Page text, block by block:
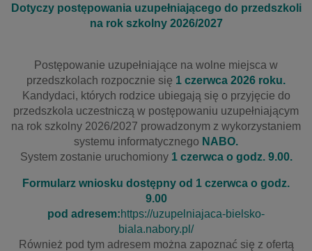
Dotyczy postępowania uzupełniającego do przedszkoli
na rok szkolny 2026/2027
Postępowanie uzupełniające na wolne miejsca w
przedszkolach rozpocznie się 1 czerwca 2026 roku.
Kandydaci, których rodzice ubiegają się o przyjęcie do
przedszkola uczestniczą w postępowaniu uzupełniającym
na rok szkolny 2026/2027 prowadzonym z wykorzystaniem
systemu informatycznego NABO.
System zostanie uruchomiony1 czerwca o godz. 9.00.
Formularz wniosku dostępny od 1 czerwca o godz.
9.00
pod adresem:https://uzupelniajaca-bielsko-
biala.nabory.pl/
Również pod tym adresem można zapoznać się z ofertą